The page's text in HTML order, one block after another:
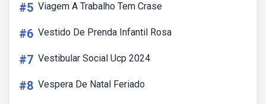
#5 Viagem A Trabalho Tem Crase
#6 Vestido De Prenda Infantil Rosa
#7 Vestibular Social Ucp 2024
#8 Vespera De Natal Feriado